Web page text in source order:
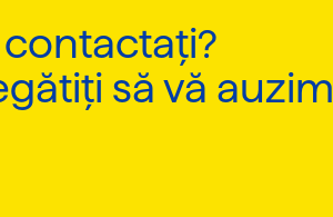
să vă auzim